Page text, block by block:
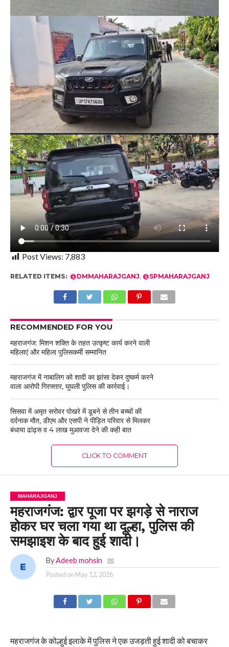
Post Views: 7,883
RELATED ITEMS: @DMMAHARAJGANJ @SPMAHARAJGANJ
RECOMMENDED FOR YOU
महराजगंज: मिशन शक्ति के तहत उत्कृष्ट कार्य करने वाली
महिलाएं और महिला पुलिसकर्मी सम्मानित
महराजगंज में नाबालिग को शादी का झांसा देकर दुष्कर्म करने
वाला आरोपी गिरफ्तार, घुघली पुलिस की कार्रवाई।
सिसवा में अमृत सरोवर पोखरे में डूबने से तीन बच्चों की
दर्दनाक मौत, डीएम और एसपी ने पीड़ित परिवार से मिलकर
बंधाया ढांढ़स व 4 लाख मुआवजा देने की कही बात
CLICK TO COMMENT
MAHARAJGANJ
महराजगंज: द्वार पूजा पर झगड़े से नाराज
होकर घर चला गया था दूल्हा, पुलिस की
समझाइश के बाद हुई शादी।
By Adeeb mohsin
Posted on May 12, 2026
महराजगंज के कोल्हुई इलाके में पुलिस ने एक उजड़ती हुई शादी को बचाकर